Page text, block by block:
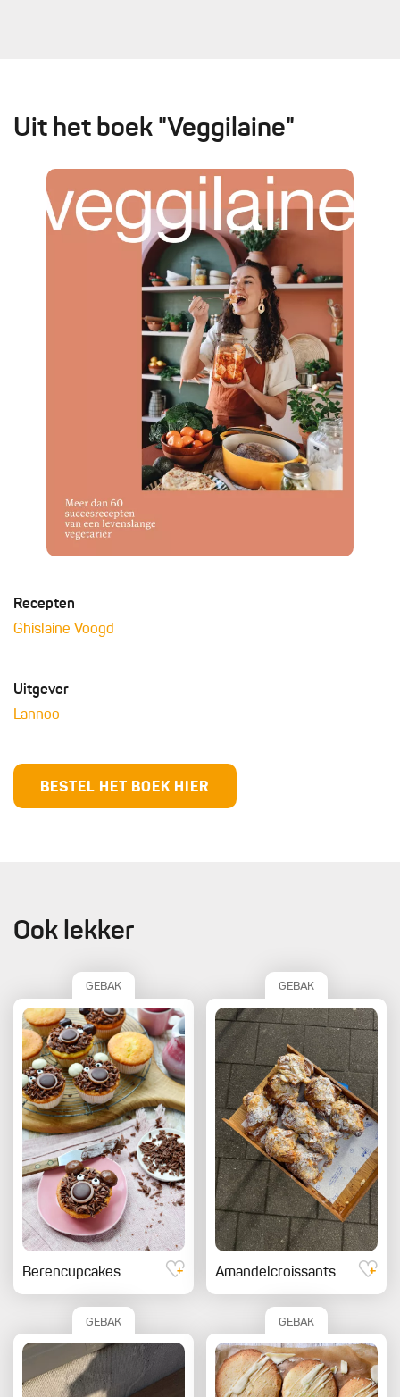
Uit het boek "Veggilaine"
Recepten
Ghislaine Voogd
Uitgever
Lannoo
BESTEL HET BOEK HIER
Ook lekker
GEBAK
Berencupcakes
GEBAK
Amandelcroissants
GEBAK GEBAK